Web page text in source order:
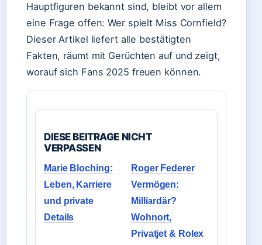
Hauptfiguren bekannt sind, bleibt vor allem
eine Frage offen: Wer spielt Miss Cornfield?
Dieser Artikel liefert alle bestätigten
Fakten, räumt mit Gerüchten auf und zeigt,
worauf sich Fans 2025 freuen können.
DIESE BEITRAGE NICHT
VERPASSEN
Marie Bloching:
Leben, Karriere
und private
Details
Roger Federer
Vermögen:
Milliardär?
Wohnort,
Privatjet & Rolex